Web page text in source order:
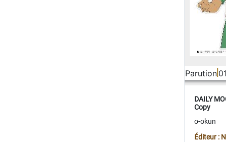
Parution
DAILY
Copy
o-okun
Éditeur :